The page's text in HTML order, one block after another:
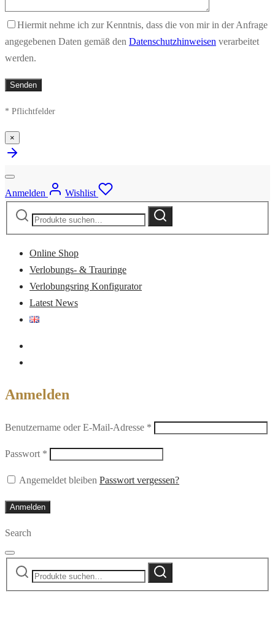
Hiermit nehme ich zur Kenntnis, dass die von mir in der Anfrage
angegebenen Daten gemäß den Datenschutzhinweisen verarbeitet
werden.
* Pflichtfelder
×
Anmelden
Wishlist
Suche
Suche
Online Shop
Verlobungs- & Trauringe
Verlobungsring Konfigurator
Latest News
Anmelden
Benutzername oder E-Mail-Adresse *
Passwort *
Angemeldet bleiben Passwort vergessen?
Anmelden
Search
Suche
Suche